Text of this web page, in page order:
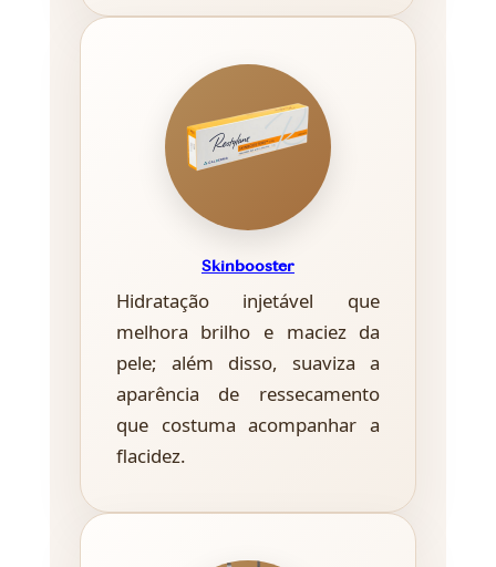
Skinbooster
Hidratação injetável que
melhora brilho e maciez da
pele; além disso, suaviza a
aparência de ressecamento
que costuma acompanhar a
flacidez.